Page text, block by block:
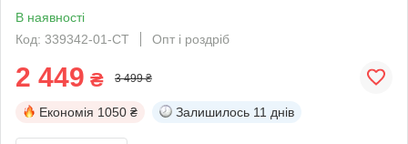
В наявності
Код: 339342-01-СТ
Опт і роздріб
2 449 ₴ 3 499 ₴
Економія 1050 ₴ Залишилось 11 днів